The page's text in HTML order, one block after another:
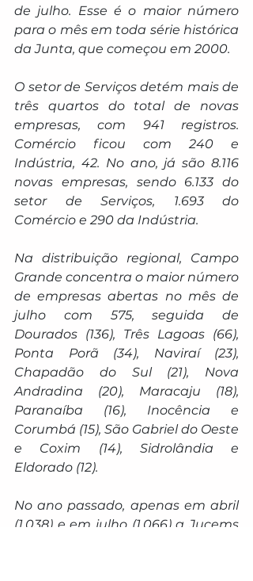
de julho. Esse é o maior número
para o mês em toda série histórica
da Junta, que começou em 2000.
O setor de Serviços detém mais de
três quartos do total de novas
empresas, com 941 registros.
Comércio ficou com 240 e
Indústria, 42. No ano, já são 8.116
novas empresas, sendo 6.133 do
setor de Serviços, 1.693 do
Comércio e 290 da Indústria.
Na distribuição regional, Campo
Grande concentra o maior número
de empresas abertas no mês de
julho com 575, seguida de
Dourados (136), Três Lagoas (66),
Ponta Porã (34), Naviraí (23),
Chapadão do Sul (21), Nova
Andradina (20), Maracaju (18),
Paranaíba (16), Inocência e
Corumbá (15), São Gabriel do Oeste
e Coxim (14), Sidrolândia e
Eldorado (12).
No ano passado, apenas em abril
(1.038) e em julho (1.066) a Jucems